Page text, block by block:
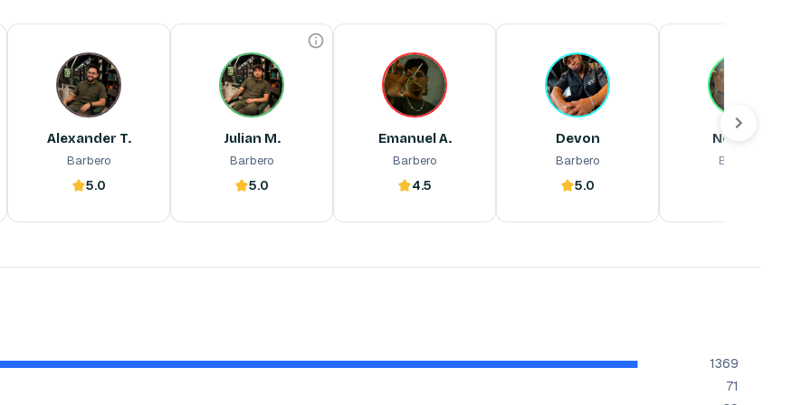
Alexander T.
Barbero
5.0
Barbero
Julian M.
Barbero
5.0
Barbero
Barbero especializado en
tendencias modernas, cortes
de precisión y asesoría de
imagen personalizada. Lleva
Emanuel A.
Barbero
4.5
Barbero
Devon
Barbero
5.0
Barbero
Nosty A.
Barbero
1369
71